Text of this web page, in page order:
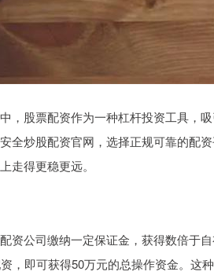
，股票配资作为一种杠杆投资工具，
全炒股配资官网，选择正规可靠的配
走得更稳更远。
资公司缴纳一定保证金，获得数倍于
，即可获得50万元的总操作资金。这